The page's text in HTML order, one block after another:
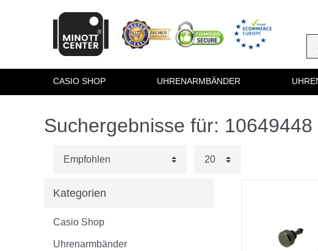
CASIO SHOP UHRENARMBÄNDER
Suchergebnisse für: 10649448
Kategorien
Casio Shop
Uhrenarmbänder